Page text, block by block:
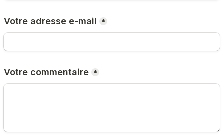
Votre adresse e-mail *
Votre commentaire *